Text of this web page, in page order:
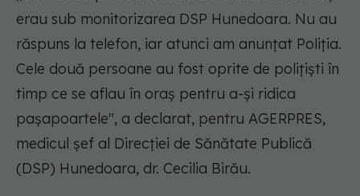
erau sub monitorizarea DSP Hunedoara. Nu au
răspuns la telefon, iar atunci am anunțat Poliția.
Cele două persoane au fost oprite de polițiști în
timp ce se aflau în oraș pentru a-și ridica
pașapoartele", a declarat, pentru AGERPRES,
medicul șef al Direcției de Sănătate Publică
(DSP) Hunedoara, dr. Cecilia Birău.